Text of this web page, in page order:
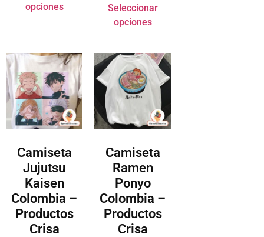
opciones
Seleccionar
opciones
Camiseta
Jujutsu
Kaisen
Colombia –
Productos
Crisa
Camiseta
Ramen
Ponyo
Colombia –
Productos
Crisa